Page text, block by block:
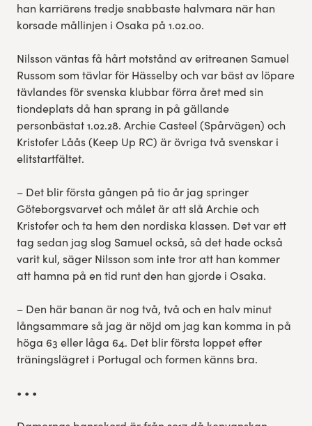
han karriärens tredje snabbaste halvmara när han
korsade mållinjen i Osaka på 1.02.00.
Nilsson väntas få hårt motstånd av eritreanen Samuel
Russom som tävlar för Hässelby och var bäst av löpare
tävlandes för svenska klubbar förra året med sin
tiondeplats då han sprang in på gällande
personbästat 1.02.28. Archie Casteel (Spårvägen) och
Kristofer Låås (Keep Up RC) är övriga två svenskar i
elitstartfältet.
– Det blir första gången på tio år jag springer
Göteborgsvarvet och målet är att slå Archie och
Kristofer och ta hem den nordiska klassen. Det var ett
tag sedan jag slog Samuel också, så det hade också
varit kul, säger Nilsson som inte tror att han kommer
att hamna på en tid runt den han gjorde i Osaka.
– Den här banan är nog två, två och en halv minut
långsammare så jag är nöjd om jag kan komma in på
höga 63 eller låga 64. Det blir första loppet efter
träningslägret i Portugal och formen känns bra.
• • •